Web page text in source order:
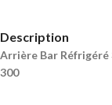
Description
Arrière Bar
300